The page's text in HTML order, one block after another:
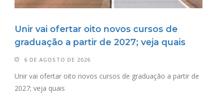
Unir vai ofertar oito novos cursos de
graduação a partir de 2027; veja quais
6 DE AGOSTO DE 2026
Unir vai ofertar oito novos cursos de graduação a partir de
2027; veja quais